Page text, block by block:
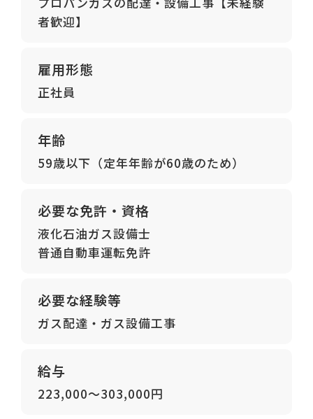
者歓迎】
雇用形態
正社員
年齢
59歳以下（定年年齢が60歳のため）
必要な免許・資格
液化石油ガス設備士
普通自動車運転免許
必要な経験等
ガス配達・ガス設備工事
給与
223,000～303,000円